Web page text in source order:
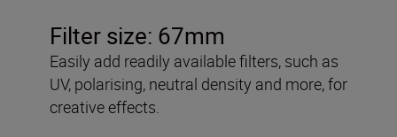
Filter size: 67mm
Easily add readily available filters, such as
UV, polarising, neutral density and more, for
creative effects.